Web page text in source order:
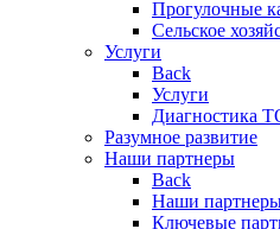
Прогулочные
Сельское
Услуги
Back
Услуги
Диагностика
Разумное развитие
Наши партнеры
Back
Наши
Ключевые